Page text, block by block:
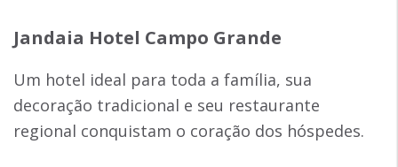
Jandaia Hotel Campo Grande
Um hotel ideal para toda a família, sua
decoração tradicional e seu restaurante
regional conquistam o coração dos hóspedes.